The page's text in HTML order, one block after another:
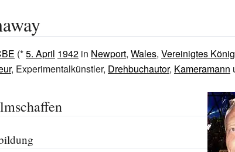
(*5. April 1942 in Newport, Wales, Vereinigtes
, Experimentalkünstler, Drehbuchautor, Kameramann